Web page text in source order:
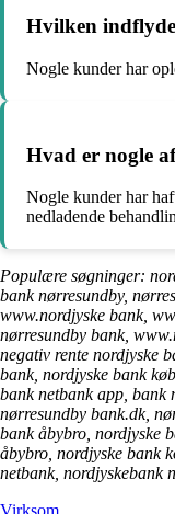
Hvilken
Nogle kunder har
Hvad er nogle
Nogle kunder har
nedladende
Populære søgninger:
bank nørresundby,
www.nordjyske bank,
nørresundby bank,
negativ rente nordjyske
bank, nordjyske bank
bank netbank app, bank
nørresundby bank.dk,
bank åbybro, nordjyske
åbybro, nordjyske bank
netbank, nordjyskebank